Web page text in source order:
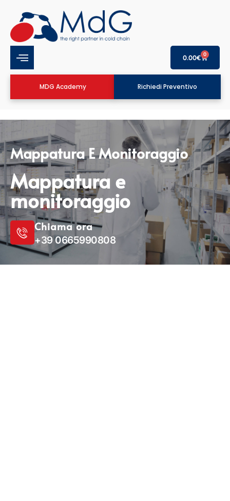
0.00€ 0
MDG Academy Richiedi Preventivo
Mappatura E Monitoraggio
Mappatura e
monitoraggio
Chiama ora
+39 0665990808